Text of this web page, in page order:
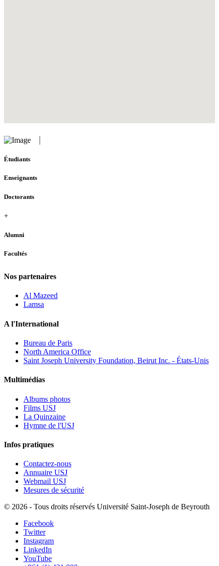
Étudiants
Enseignants
Doctorants
+
Alumni
Facultés
Nos partenaires
Al Mazeed
Lamsa
A l'International
Bureau de Paris
North America Office
Saint Joseph University Foundation, Beirut Inc. - États-Unis
Multimédias
Albums photos
Films USJ
La Quinzaine
Hymne de l'USJ
Infos pratiques
Contactez-nous
Annuaire USJ
Webmail USJ
Mesures de sécurité
© 2026 - Tous droits réservés Université Saint-Joseph de Beyrouth
Facebook
Twitter
Instagram
LinkedIn
YouTube